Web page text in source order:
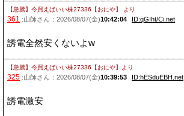
【急騰】今買えばいい株27336【おにや】 より
361 :山師さん：2026/08/07(金)10:42:04 ID:qGIht/Ci.net
誘電全然安くないよw
【急騰】今買えばいい株27336【おにや】 より
325 :山師さん：2026/08/07(金)10:39:53 ID:hESduEBH.net
誘電激安